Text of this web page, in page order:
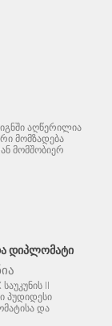
აღწერილია
მომზადება
მომშობიერ
ᲓᲘᲞᲚᲝᲛᲐᲢᲘ
II
პუდიდესი
და